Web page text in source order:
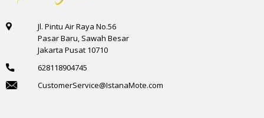
Jl. Pintu Air Raya No.56
Pasar Baru, Sawah Besar
Jakarta Pusat 10710
628118904745
CustomerService@IstanaMote.com